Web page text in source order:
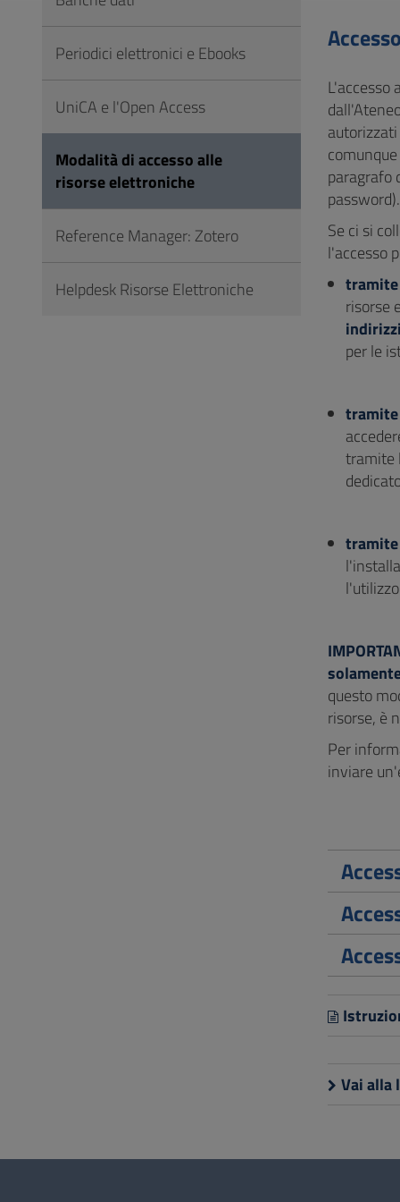
Footer
L'accesso
autorizzati
paragrafo
password).
Se ci si
l'accesso
risorse
per le
tramite
tramite
tramite
questo
risorse, è
Per
inviare
Vai alla
Periodici elettronici e Ebooks
UniCA e l'Open Access
Modalità di accesso alle
risorse elettroniche
Reference Manager: Zotero
Helpdesk Risorse Elettroniche
Questionario